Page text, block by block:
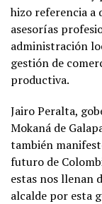
hizo referencia a
asesorías
administración
gestión de
productiva.
Jairo Peralta,
Mokaná de
también
futuro de
estas nos llenan
alcalde por esta